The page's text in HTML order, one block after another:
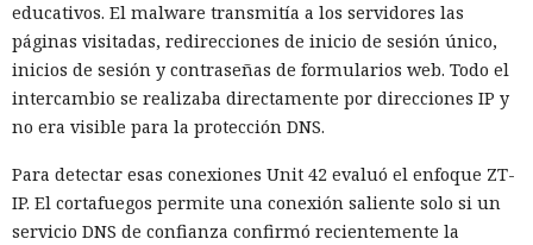
Robar a empresas se vuelve más
fácil: hackers africanos usan IA
para enviar correos masivos
educativos. El malware transmitía a los servidores las
páginas visitadas, redirecciones de inicio de sesión único,
inicios de sesión y contraseñas de formularios web. Todo el
intercambio se realizaba directamente por direcciones IP y
no era visible para la protección DNS.
Para detectar esas conexiones Unit 42 evaluó el enfoque ZT-
IP. El cortafuegos permite una conexión saliente solo si un
servicio DNS de confianza confirmó recientemente la